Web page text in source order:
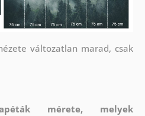
változatlan marad, csak
mérete, melyek